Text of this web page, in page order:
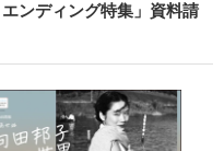
ンディング特集」資料請